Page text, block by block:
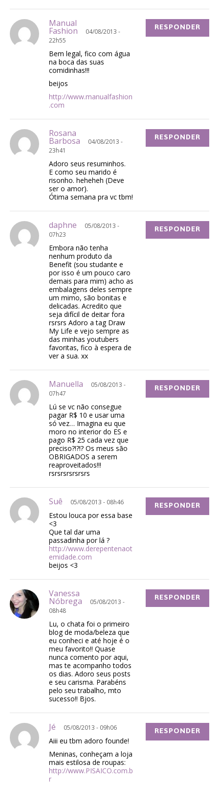
Manual
Fashion
04/08/2013 -
22h55
Bem legal, fico com água
na boca das suas
comidinhas!!!
beijos
http://www.manualfashion
.com
RESPONDER
Rosana
Barbosa
04/08/2013 -
23h41
Adoro seus resuminhos.
E como seu marido é
risonho. heheheh (Deve
ser o amor).
Ótima semana pra vc tbm!
RESPONDER
daphne
05/08/2013 -
07h23
Embora não tenha
nenhum produto da
Benefit (sou studante e
por isso é um pouco caro
demais para mim) acho as
embalagens deles sempre
um mimo, são bonitas e
delicadas. Acredito que
seja difícil de deitar fora
rsrsrs Adoro a tag Draw
My Life e vejo sempre as
das minhas youtubers
favoritas, fico à espera de
ver a sua. xx
RESPONDER
Manuella
05/08/2013 -
07h47
Lú se vc não consegue
pagar R$ 10 e usar uma
só vez… Imagina eu que
moro no interior do ES e
pago R$ 25 cada vez que
preciso?!?!? Os meus são
OBRIGADOS a serem
reaproveitados!!!
rsrsrsrsrsrsrs
RESPONDER
Suê 05/08/2013 - 08h46
Estou louca por essa base
<3
Que tal dar uma
passadinha por lá ?
http://www.derepentenaot
emidade.com
beijos <3
RESPONDER
Vanessa
Nóbrega
05/08/2013 -
08h48
Lu, o chata foi o primeiro
blog de moda/beleza que
eu conheci e até hoje é o
meu favorito!! Quase
nunca comento por aqui,
mas te acompanho todos
os dias. Adoro seus posts
e seu carisma. Parabéns
pelo seu trabalho, mto
sucesso!! Bjos.
RESPONDER
Jé 05/08/2013 - 09h06
Aiii eu tbm adoro founde!
Meninas, conheçam a loja
mais estilosa de roupas:
http://www.PISAICO.com.b
r
RESPONDER